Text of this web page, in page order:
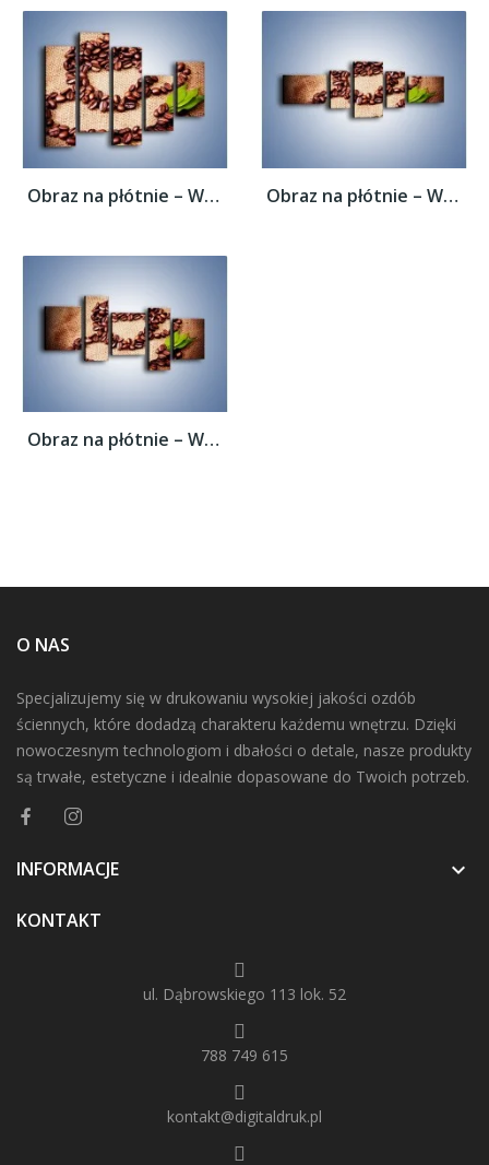
Obraz na płótnie – Wyraźny znak w kawie –... Obraz na płótnie – Wyraźny znak w kawie –...
Obraz na płótnie – Wyraźny znak w kawie –...
O NAS
Specjalizujemy się w drukowaniu wysokiej jakości ozdób
ściennych, które dodadzą charakteru każdemu wnętrzu. Dzięki
nowoczesnym technologiom i dbałości o detale, nasze produkty
są trwałe, estetyczne i idealnie dopasowane do Twoich potrzeb.
INFORMACJE 
KONTAKT
ul. Dąbrowskiego 113 lok. 52
788 749 615
kontakt@digitaldruk.pl